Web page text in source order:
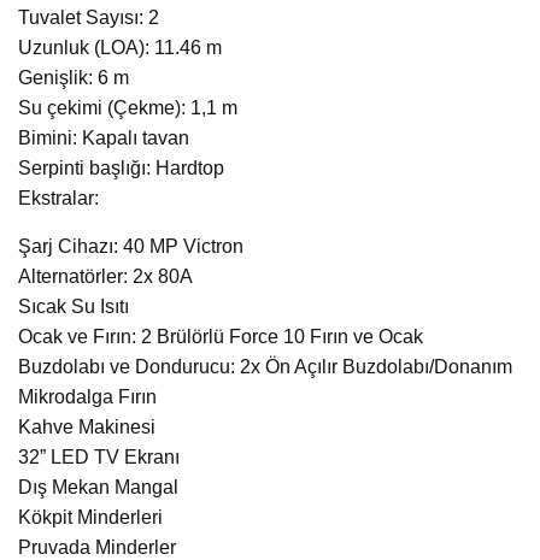
Tuvalet Sayısı: 2
Uzunluk (LOA): 11.46 m
Genişlik: 6 m
Su çekimi (Çekme): 1,1 m
Bimini: Kapalı tavan
Serpinti başlığı: Hardtop
Ekstralar:
Şarj Cihazı: 40 MP Victron
Alternatörler: 2x 80A
Sıcak Su Isıtı
Ocak ve Fırın: 2 Brülörlü Force 10 Fırın ve Ocak
Buzdolabı ve Dondurucu: 2x Ön Açılır Buzdolabı/Donanım
Mikrodalga Fırın
Kahve Makinesi
32” LED TV Ekranı
Dış Mekan Mangal
Kökpit Minderleri
Pruvada Minderler